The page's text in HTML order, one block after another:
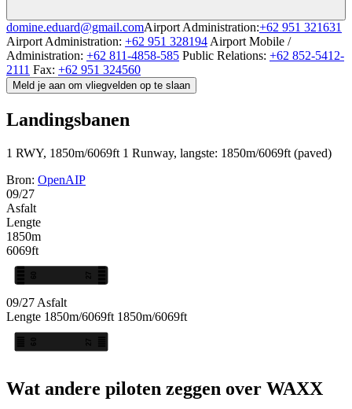
domine.eduard@gmail.comAirport Administration:+62 951 321631
Airport Administration: +62 951 328194 Airport Mobile /
Administration: +62 811-4858-585 Public Relations: +62 852-5412-
2111 Fax: +62 951 324560
Meld je aan om vliegvelden op te slaan
Landingsbanen
1 RWY, 1850m/6069ft 1 Runway, langste: 1850m/6069ft (paved)
Bron: OpenAIP
09/27
Asfalt
Lengte
1850m
6069ft
27
09
09/27Asfalt
Lengte 1850m/6069ft 1850m/6069ft
27
09
Wat andere piloten zeggen over WAXX